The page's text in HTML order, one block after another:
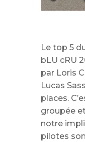
Le top 5
bLU cRU
par Loris
Lucas
places.
groupée
notre
pilotes